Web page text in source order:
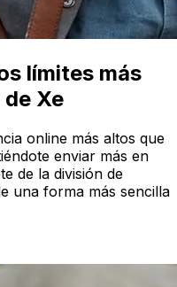
límites más
Xe
online más altos que
enviar más en
de la división de
una forma más sencilla